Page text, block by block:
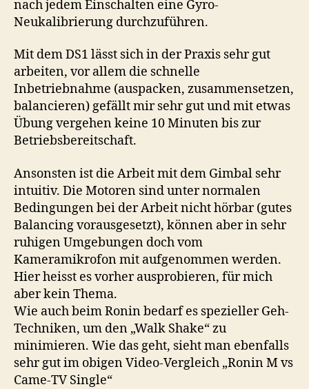
nach jedem Einschalten eine Gyro-
Neukalibrierung durchzuführen.
Mit dem DS1 lässt sich in der Praxis sehr gut
arbeiten, vor allem die schnelle
Inbetriebnahme (auspacken, zusammensetzen,
balancieren) gefällt mir sehr gut und mit etwas
Übung vergehen keine 10 Minuten bis zur
Betriebsbereitschaft.
Ansonsten ist die Arbeit mit dem Gimbal sehr
intuitiv. Die Motoren sind unter normalen
Bedingungen bei der Arbeit nicht hörbar (gutes
Balancing vorausgesetzt), können aber in sehr
ruhigen Umgebungen doch vom
Kameramikrofon mit aufgenommen werden.
Hier heisst es vorher ausprobieren, für mich
aber kein Thema.
Wie auch beim Ronin bedarf es spezieller Geh-
Techniken, um den „Walk Shake“ zu
minimieren. Wie das geht, sieht man ebenfalls
sehr gut im obigen Video-Vergleich „Ronin M vs
Came-TV Single“